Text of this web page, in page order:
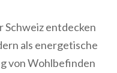
Schweiz entdecken
als energetische
von Wohlbefinden